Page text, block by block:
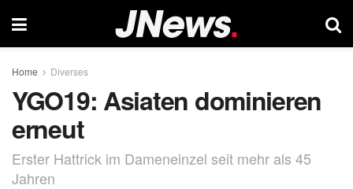
Home Diverses
YGO19: Asiaten dominieren
erneut
Erster Hattrick im Dameneinzel seit mehr als 45
Jahren